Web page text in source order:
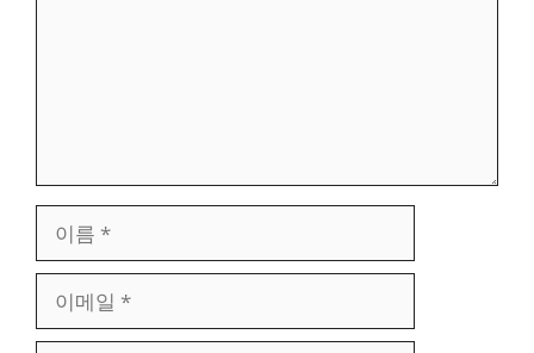
일